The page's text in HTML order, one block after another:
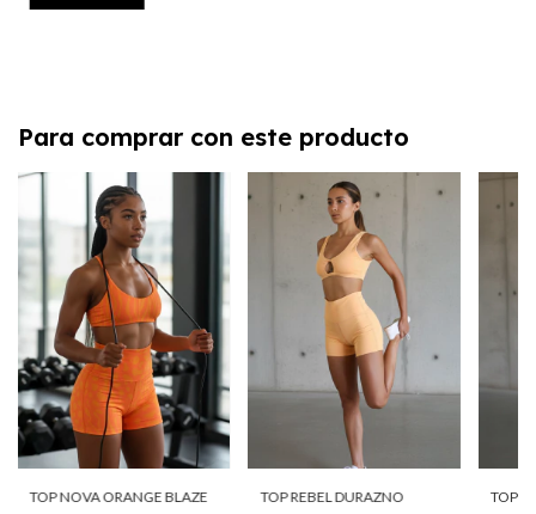
Para comprar con este producto
TOP NOVA ORANGE BLAZE
TOP REBEL DURAZNO
TOP